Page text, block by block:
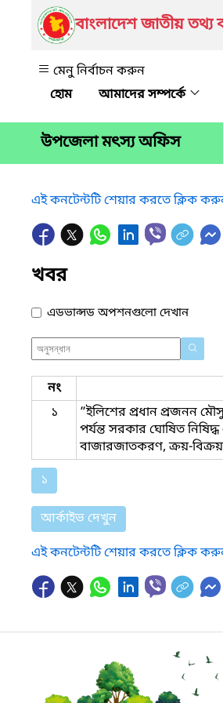
বাংলাদেশ জাতীয় তথ্য
মেনু নির্বাচন করুন
আমাদের সম্পর্কে
উপজেলা মৎস্য অফিস
এই কনটেন্টটি শেয়ার করতে ক্লিক
খবর
এডভান্সড অপশনগুলো দেখান
নং
১
”ইলিশের প্রধান প্রজনন
পর্যন্ত সরকার ঘোষিত
বাজারজাতকরণ, ক্রয়-
১
আর্কাইভ দেখুন
এই কনটেন্টটি শেয়ার করতে ক্লিক